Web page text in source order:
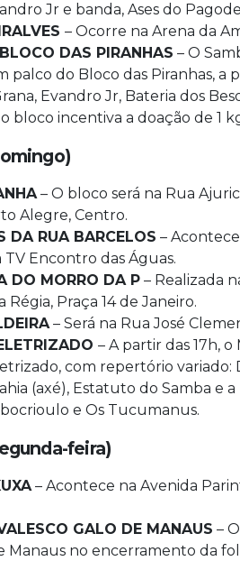
Jr e banda, Ases do
– Ocorre na Arena da
DAS PIRANHAS – O
palco do Bloco das Piranhas, a
Evandro Jr, Bateria dos
bloco incentiva a doação de 1
– O bloco será na Rua
Alegre, Centro.
DA RUA BARCELOS –
Encontro das Águas.
DO MORRO DA P – Realizada
Praça 14 de Janeiro.
– Será na Rua José
– A partir das 17h,
com repertório variado:
(axé), Estatuto do Samba e
e Os Tucumanus.
feira)
– Acontece na Avenida
GALO DE MANAUS –
Manaus no encerramento da